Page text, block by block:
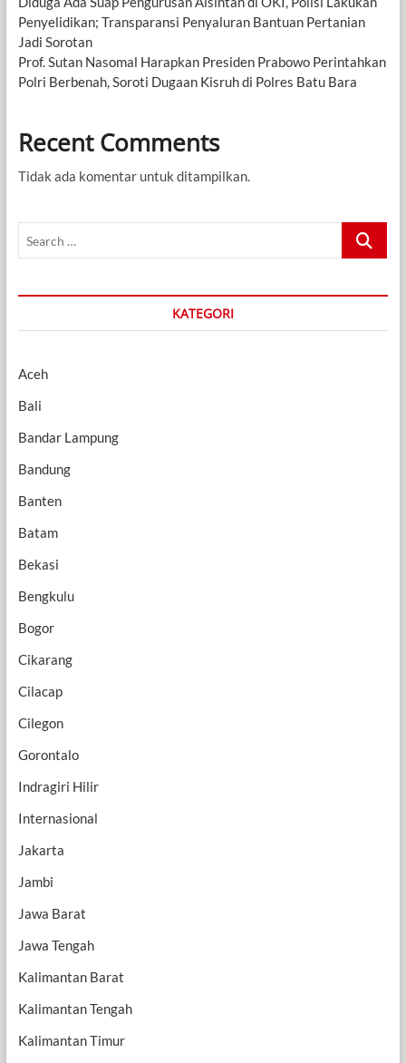
Penyelidikan; Transparansi Penyaluran Bantuan Pertanian
Jadi Sorotan
Prof. Sutan Nasomal Harapkan Presiden Prabowo Perintahkan
Polri Berbenah, Soroti Dugaan Kisruh di Polres Batu Bara
Recent Comments
Tidak ada komentar untuk ditampilkan.
Search
KATEGORI
Aceh
Bali
Bandar Lampung
Bandung
Banten
Batam
Bekasi
Bengkulu
Bogor
Cikarang
Cilacap
Cilegon
Gorontalo
Indragiri Hilir
Internasional
Jakarta
Jambi
Jawa Barat
Jawa Tengah
Kalimantan Barat
Kalimantan Tengah
Kalimantan Timur